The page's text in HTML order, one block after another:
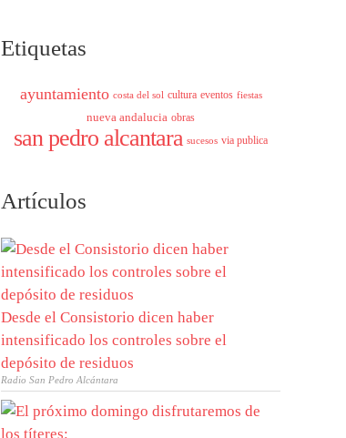
Etiquetas
ayuntamiento costa del sol cultura eventos fiestas
nueva andalucia obras
san pedro alcantara sucesos via publica
Artículos
Desde el Consistorio dicen haber
intensificado los controles sobre el
depósito de residuos
Radio San Pedro Alcántara